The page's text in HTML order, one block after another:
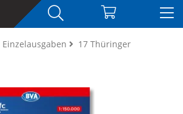
Einzelausgaben
17 Thüringer